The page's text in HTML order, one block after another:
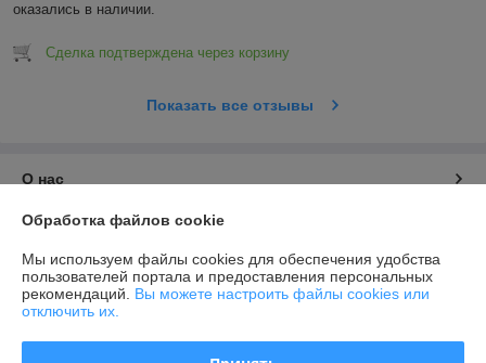
оказались в наличии.
Сделка подтверждена через корзину
Показать все отзывы
О нас
Контакты
Доставка и оплата
Обработка файлов cookie
Мы используем файлы cookies для обеспечения удобства
пользователей портала и предоставления персональных
рекомендаций. Вы можете настроить файлы cookies или
отключить их.